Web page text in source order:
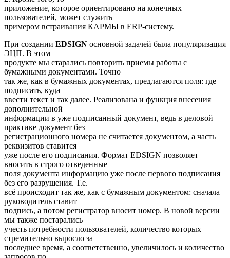
приложение, которое ориентировано на конечных
пользователей, может служить
примером встраивания КАРМЫ в ERP-систему.
При создании EDSIGN основной задачей была популяризация
ЭЦП. В этом
продукте мы старались повторить приемы работы с
бумажными документами. Точно
так же, как в бумажных документах, предлагаются поля: где
подписать, куда
ввести текст и так далее. Реализована и функция внесения
дополнительной
информации в уже подписанный документ, ведь в деловой
практике документ без
регистрационного номера не считается документом, а часть
реквизитов ставится
уже после его подписания. Формат EDSIGN позволяет
вносить в строго отведенные
поля документа информацию уже после первого подписания
без его разрушения. Т.е.
всё происходит так же, как с бумажным документом: сначала
руководитель ставит
подпись, а потом регистратор вносит номер. В новой версии
мы также постарались
учесть потребности пользователей, количество которых
стремительно выросло за
последнее время, а соответственно, увеличилось и количество